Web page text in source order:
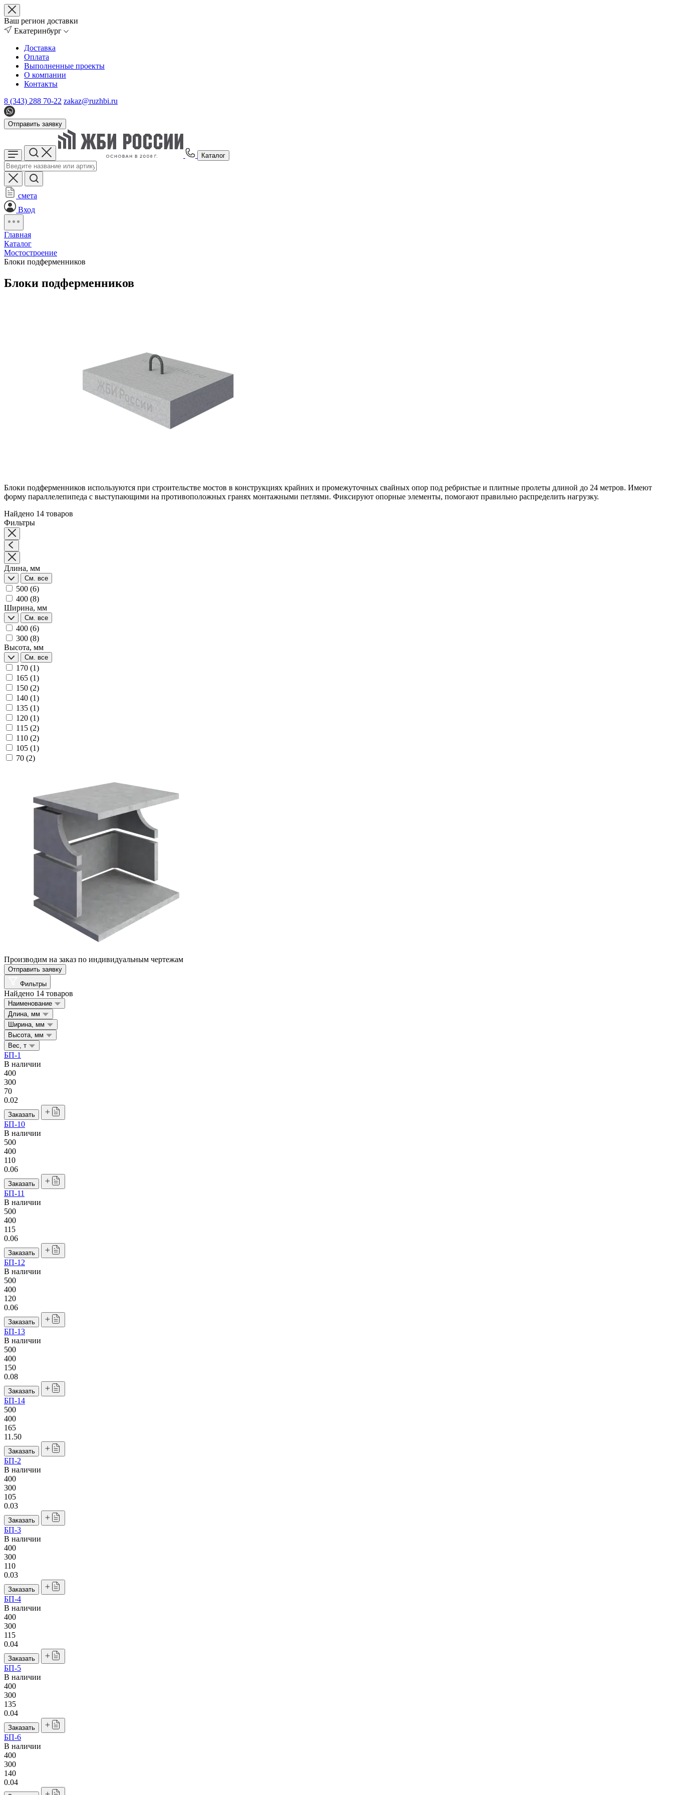
Ваш регион доставки
Екатеринбург
Доставка
Оплата
Выполненные проекты
О компании
Контакты
8 (343) 288 70-22 zakaz@ruzhbi.ru
Отправить заявку
Каталог
смета
Вход
Главная
Каталог
Мостостроение
Блоки подферменников
Блоки подферменников
Блоки подферменников используются при строительстве мостов в конструкциях крайних и промежуточных свайных опор под ребристые и плитные пролеты длиной до 24 метров. Имеют
форму параллелепипеда с выступающими на противоположных гранях монтажными петлями. Фиксируют опорные элементы, помогают правильно распределить нагрузку.
Найдено 14 товаров
Фильтры
Длина, мм
См. все
500 (6)
400 (8)
Ширина, мм
См. все
400 (6)
300 (8)
Высота, мм
См. все
170 (1)
165 (1)
150 (2)
140 (1)
135 (1)
120 (1)
115 (2)
110 (2)
105 (1)
70 (2)
Производим на заказ по индивидуальным чертежам
Отправить заявку
Фильтры
Найдено 14 товаров
Наименование
Длина, мм
Ширина, мм
Высота, мм
Вес, т
БП-1
В наличии
400
300
70
0.02
Заказать
БП-10
В наличии
500
400
110
0.06
Заказать
БП-11
В наличии
500
400
115
0.06
Заказать
БП-12
В наличии
500
400
120
0.06
Заказать
БП-13
В наличии
500
400
150
0.08
Заказать
БП-14
500
400
165
11.50
Заказать
БП-2
В наличии
400
300
105
0.03
Заказать
БП-3
В наличии
400
300
110
0.03
Заказать
БП-4
В наличии
400
300
115
0.04
Заказать
БП-5
В наличии
400
300
135
0.04
Заказать
БП-6
В наличии
400
300
140
0.04